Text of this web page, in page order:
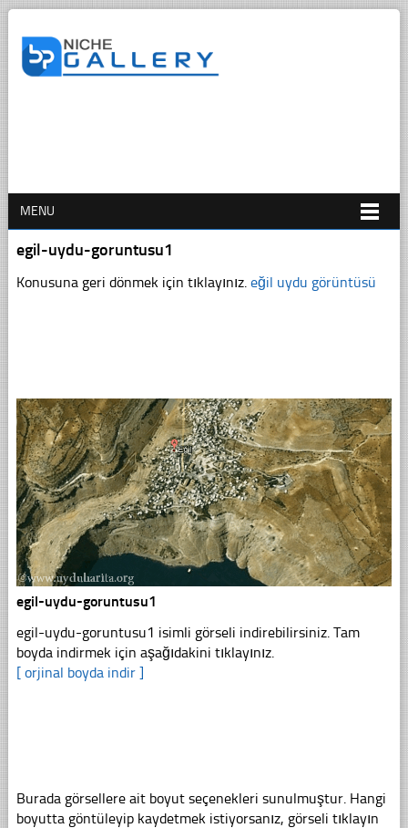
MENU
egil-uydu-goruntusu1
Konusuna geri dönmek için tıklayınız. eğil uydu görüntüsü
egil-uydu-goruntusu1
egil-uydu-goruntusu1 isimli görseli indirebilirsiniz. Tam
boyda indirmek için aşağıdakini tıklayınız.
[ orjinal boyda indir ]
Burada görsellere ait boyut seçenekleri sunulmuştur. Hangi
boyutta göntüleyip kaydetmek istiyorsanız, görseli tıklayın